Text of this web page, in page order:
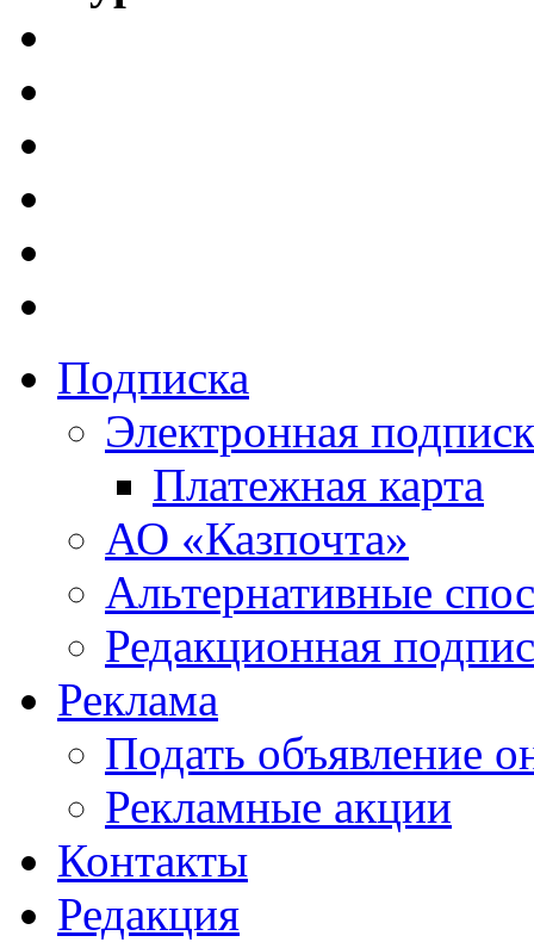
Подписка
Электронная
Платежная карта
АО «Казпочта»
Альтернативные
Редакционная
Реклама
Подать объявление
Рекламные акции
Контакты
Редакция